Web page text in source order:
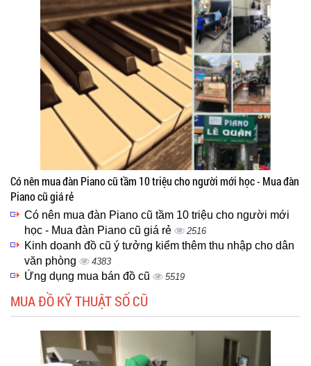
Có nên mua đàn Piano cũ tầm 10 triệu cho người mới học - Mua đàn
Piano cũ giá rẻ
Có nên mua đàn Piano cũ tầm 10 triệu cho người mới
học - Mua đàn Piano cũ giá rẻ
2516
Kinh doanh đồ cũ ý tưởng kiểm thêm thu nhập cho dân
văn phòng
4383
Ứng dụng mua bán đồ cũ 5519
MUA ĐỒ KỸ THUẬT SỐ CŨ